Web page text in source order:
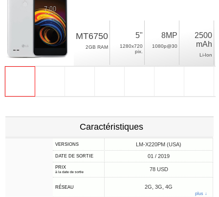
MT6750
2GB RAM
5"
1280x720
pix.
8MP
1080p@30
2500
mAh
Li-Ion
Caractéristiques
VERSIONS LM-X220PM (USA)
DATE DE SORTIE 01 / 2019
PRIX
à la date de sortie 78 USD
RÉSEAU 2G, 3G, 4G
plus ↓